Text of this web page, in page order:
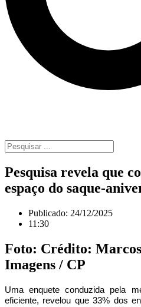
Pesquisa revela que
espaço do saque-
Publicado: 24/12/2025
11:30
Foto: Crédito: Marcos
Imagens / CP
Uma enquete conduzida pela
eficiente, revelou que33% dos